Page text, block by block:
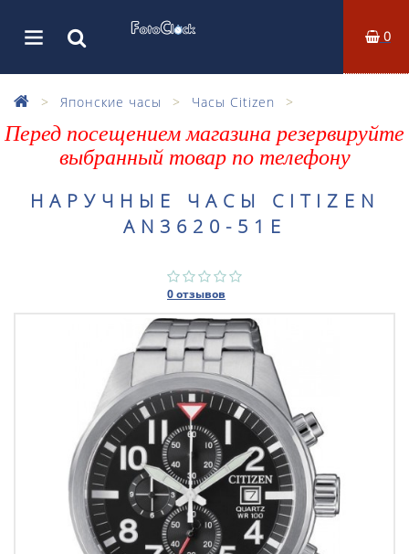
0
Японские часы Часы Citizen
Перед посещением магазина резервируйте
выбранный товар по телефону
НАРУЧНЫЕ ЧАСЫ CITIZEN
AN3620-51E
0 отзывов